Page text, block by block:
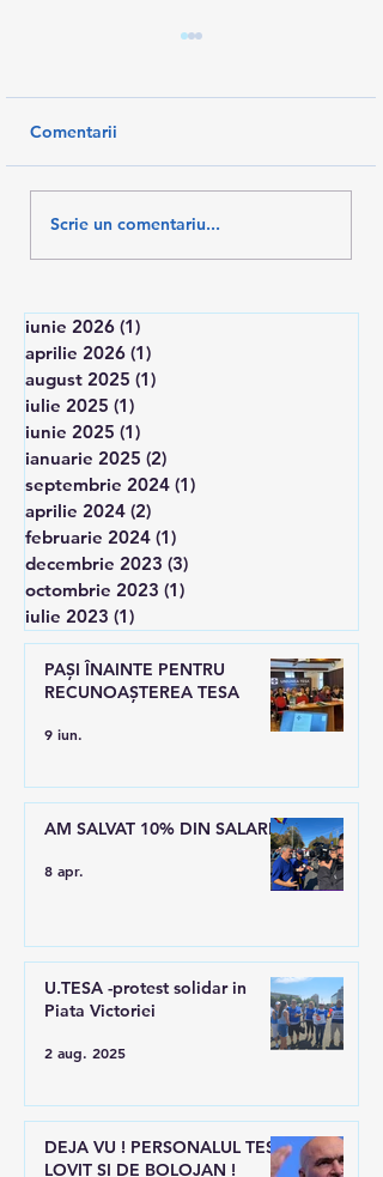
AM SALVAT 10% DIN
Comentarii
Scrie un comentariu...
iunie 2026 (1)
aprilie 2026 (1)
august 2025 (1)
iulie 2025 (1)
iunie 2025 (1)
ianuarie 2025 (2)
septembrie 2024 (1)
aprilie 2024 (2)
februarie 2024 (1)
decembrie 2023 (3)
octombrie 2023 (1)
iulie 2023 (1)
PAȘI ÎNAINTE PENTRU
RECUNOAȘTEREA TESA
9 iun.
AM SALVAT 10% DIN SALARII
8 apr.
U.TESA -protest solidar in
Piata Victoriei
2 aug. 2025
DEJA VU ! PERSONALUL TESA
LOVIT SI DE BOLOJAN !